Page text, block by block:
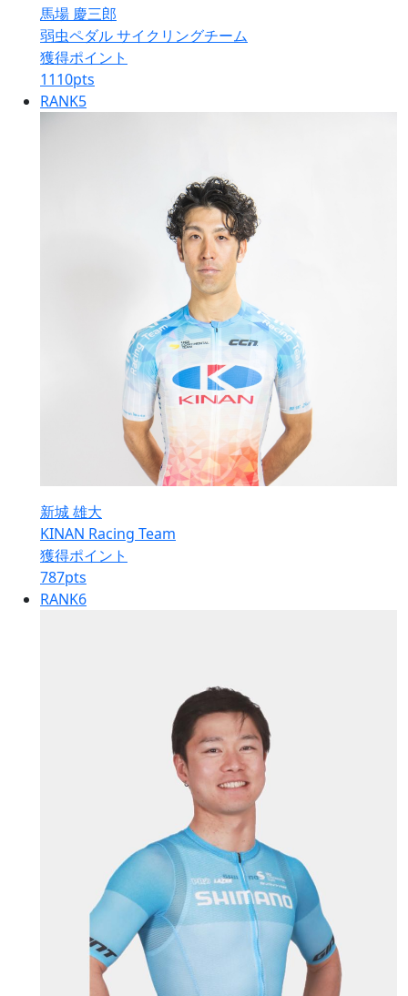
馬場 慶三郎
弱虫ペダル サイクリングチーム
獲得ポイント
1110pts
RANK5
新城 雄大
KINAN Racing Team
獲得ポイント
787pts
RANK6